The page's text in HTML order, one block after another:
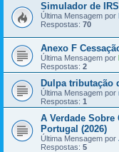
Simulador de IRS
Última Mensagem por
Respostas: 70
Anexo F
Última Mensagem por
Respostas: 2
Dulpa tributação
Última Mensagem por
Respostas: 1
A Verdade
Portugal (2026)
Última Mensagem por
Respostas: 5